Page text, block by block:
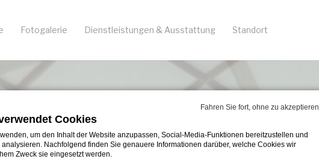
Fahren Sie fort, ohne zu akzeptieren
Cookies
um den Inhalt der Website anzupassen, Social-Media-Funktionen bereitzustellen und
Nachfolgend finden Sie genauere Informationen darüber, welche Cookies wir
Zweck sie eingesetzt werden.
Fotogalerie Dienstleistungen & Ausstattung Standort